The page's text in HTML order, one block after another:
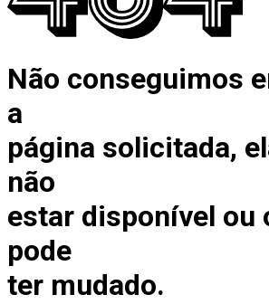
Não conseguimos
a
página solicitada,
não
estar disponível ou
pode
ter mudado.